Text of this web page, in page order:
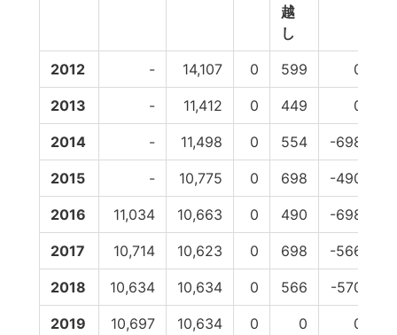
越
し
2012 - 14,107 0 599 0
2013 - 11,412 0 449 0
2014 - 11,498 0 554 -698
2015 - 10,775 0 698 -490
2016 11,034 10,663 0 490 -698
2017 10,714 10,623 0 698 -566
2018 10,634 10,634 0 566 -570
2019 10,697 10,634 0 0 0